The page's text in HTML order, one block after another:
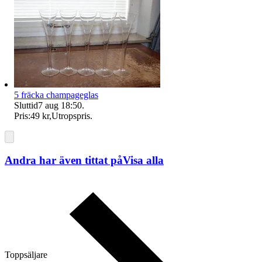
Toppsäljare
5 fräcka champageglas
Sluttid7 aug 18:50.
Pris:49 kr,Utropspris.
Andra har även tittat påVisa alla